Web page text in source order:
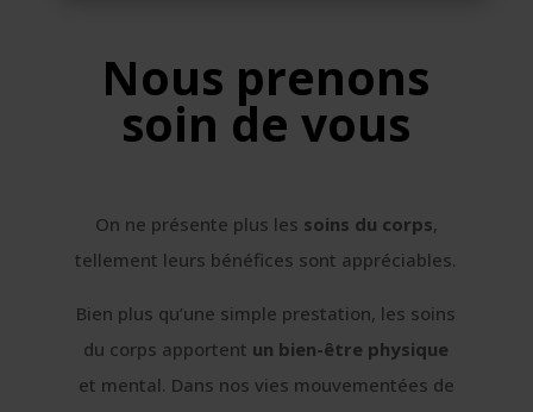
Nous prenons
soin de vous
On ne présente plus les soins du corps,
tellement leurs bénéfices sont appréciables.
Bien plus qu’une simple prestation, les soins
du corps apportent un bien-être physique
et mental. Dans nos vies mouvementées de